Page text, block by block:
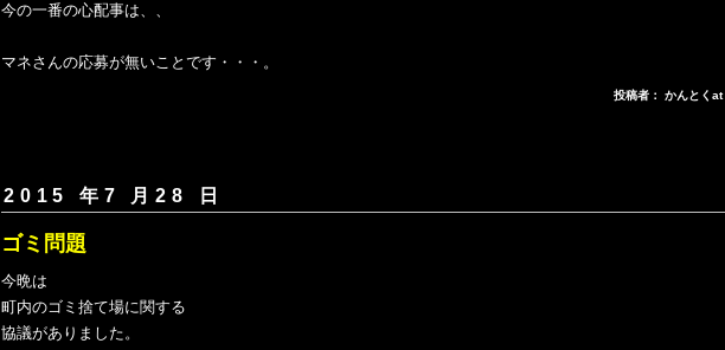
今の一番の心配事は、、
マネさんの応募が無いことです・・・。
投稿者： かんとくat
2015 年7 月28 日
ゴミ問題
今晩は
町内のゴミ捨て場に関する
協議がありました。